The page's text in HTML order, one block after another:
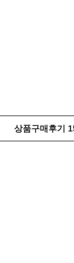
상품구매후기